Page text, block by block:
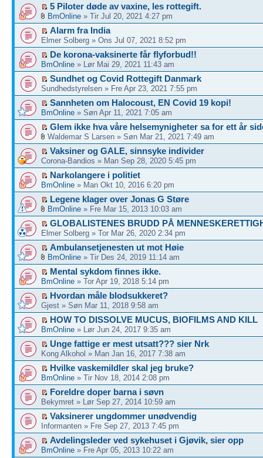
5 Piloter døde av vaxine, les rottegift.
BmOnline » Tir Jul 20, 2021 4:27 pm
Alarm fra India
Elmer Solberg » Ons Jul 07, 2021 8:52 pm
De korona-vaksinerte får flyforbud!!
BmOnline » Lør Mai 29, 2021 11:43 am
Sundhet og Covid Rottegift Danmark
Sundhedstyrelsen » Fre Apr 23, 2021 7:55 pm
Sannheten om Halocoust, EN Covid 19 kopi!
BmOnline » Søn Apr 11, 2021 7:05 am
Glem ikke hva våre helsemynigheter sa for ett år
Waldemar S Larsen » Søn Mar 21, 2021 7:49 am
Vaksiner og GALE, sinnsyke individer
Corona-Bandios » Man Sep 28, 2020 5:45 pm
Narkolangere i politiet
BmOnline » Man Okt 10, 2016 6:20 pm
Legene klager over Jonas G Støre
BmOnline » Fre Mar 15, 2013 10:03 am
GLOBALISTENES BRUDD PÅ
Elmer Solberg » Tor Mar 26, 2020 2:34 pm
Ambulansetjenesten ut mot Høie
BmOnline » Tir Des 24, 2019 11:14 am
Mental sykdom finnes ikke.
BmOnline » Tor Apr 19, 2018 5:14 pm
Hvordan måle blodsukkeret?
Gjest » Søn Mar 11, 2018 9:58 am
HOW TO DISSOLVE MUCUS, BIOFILMS AND KILL
BmOnline » Lør Jun 24, 2017 9:35 am
Unge fattige er mest utsatt??? sier Nrk
Kong Alkohol » Man Jan 16, 2017 7:38 am
Hvilke vaskemildler skal jeg bruke?
BmOnline » Tir Nov 18, 2014 2:08 pm
Foreldre doper barna i søvn
Bekymret » Lør Sep 27, 2014 10:59 am
Vaksinerer ungdommer unødvendig
Informanten » Fre Sep 27, 2013 7:45 pm
Avdelingsleder ved sykehuset i Gjøvik, sier opp
BmOnline » Fre Apr 05, 2013 10:22 am